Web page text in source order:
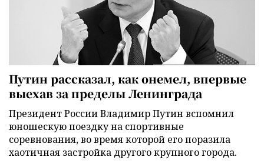
Путин рассказал, как онемел, впервые
выехав за пределы Ленинграда
Президент России Владимир Путин вспомнил
юношескую поездку на спортивные
соревнования, во время которой его поразила
хаотичная застройка другого крупного города.